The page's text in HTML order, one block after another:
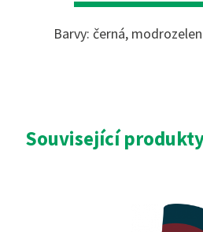
Barvy: černá,
Související